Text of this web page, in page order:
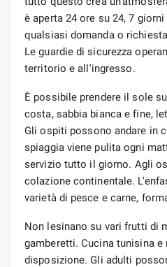
è aperta 24 ore su 24, 7
qualsiasi domanda o
Le guardie di sicurezza
territorio e all'ingresso.
È possibile prendere il sole
costa, sabbia bianca e fine,
Gli ospiti possono andare in
spiaggia viene pulita ogni
servizio tutto il giorno. Agli
colazione continentale.
varietà di pesce e carne,
Non lesinano su vari frutti di
gamberetti. Cucina tunisina
disposizione. Gli adulti